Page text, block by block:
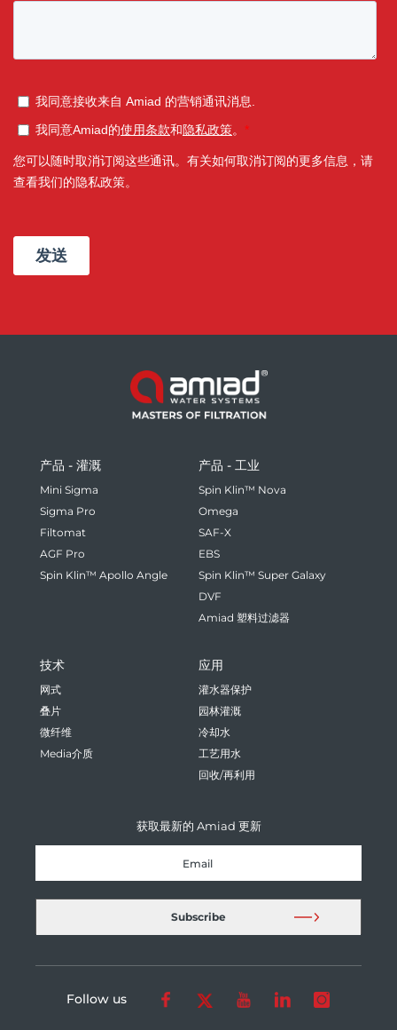
产品 - 灌溉
Mini Sigma
Sigma Pro
Filtomat
AGF Pro
Spin Klin™ Apollo Angle
产品 - 工业
Spin Klin™ Nova
Omega
SAF-X
EBS
Spin Klin™ Super Galaxy
DVF
Amiad 塑料过滤器
技术
网式
叠片
微纤维
Media介质
应用
灌水器保护
园林灌溉
冷却水
工艺用水
回收/再利用
获取最新的 Amiad 更新
Follow us